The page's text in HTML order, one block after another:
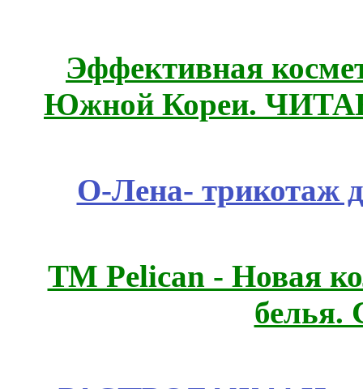
Эффективная
Южной Кореи.
О-Лена- трикотаж
ТМ Pelican - Новая
белья.